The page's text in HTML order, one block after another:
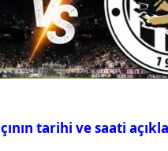
tarihi ve saati